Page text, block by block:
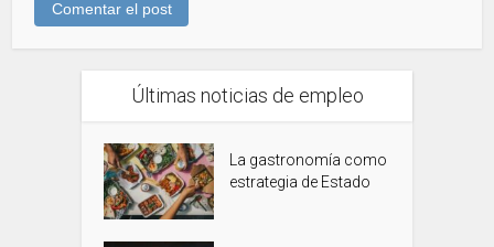
Últimas noticias de empleo
La gastronomía como
estrategia de Estado